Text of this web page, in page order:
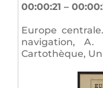
00:00:21 –
Europe
navigation, A.
Cartothèque,